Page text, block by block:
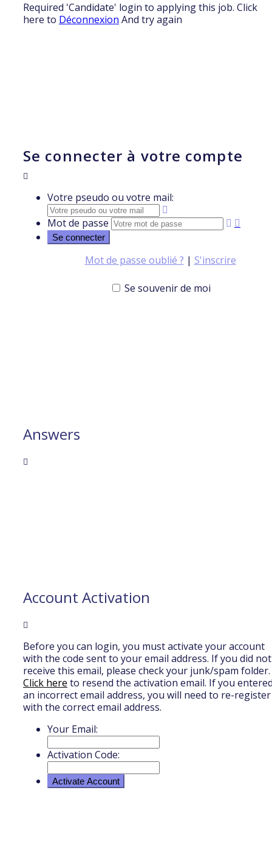
Required 'Candidate' login to applying this job. Click
here to Déconnexion And try again
Se connecter à votre compte
Votre pseudo ou votre mail:
Mot de passe
Mot de passe oublié ? | S'inscrire
Se souvenir de moi
Answers
Account Activation
Before you can login, you must activate your account
with the code sent to your email address. If you did not
receive this email, please check your junk/spam folder.
Click here to resend the activation email. If you
an incorrect email address, you will need to re-register
with the correct email address.
Your Email:
Activation Code: